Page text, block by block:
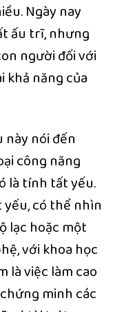
Ngày nay
ấu trĩ, nhưng
người đối với
khả năng của
này nói đến
công năng
là tính tất yếu.
có thể nhìn
lạc hoặc một
với khoa học
là việc làm cao
minh các